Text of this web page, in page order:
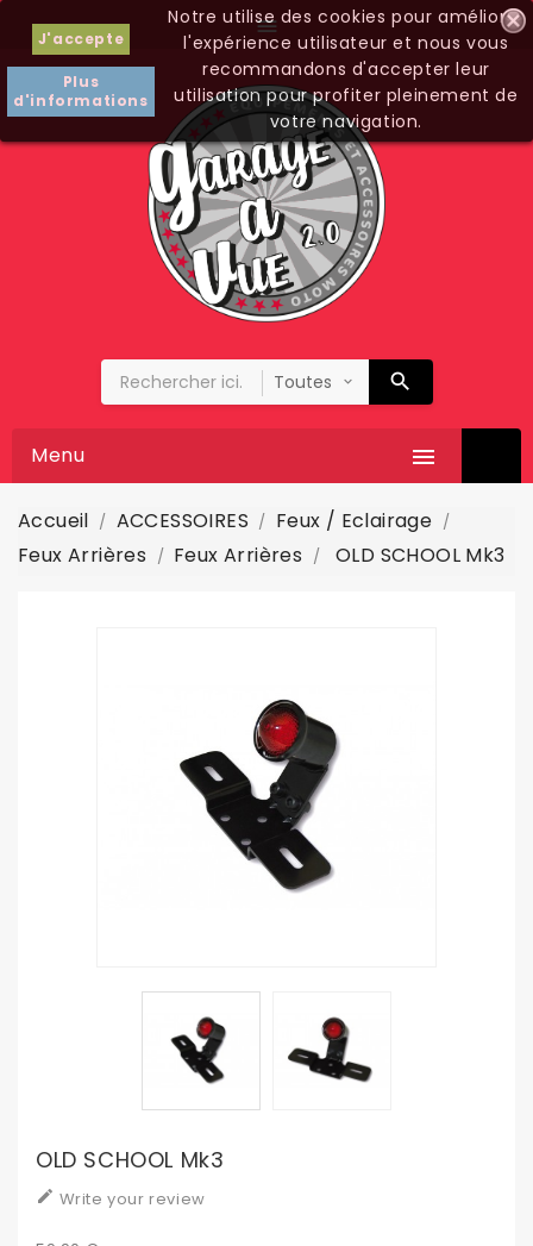

J'accepte
Plus
d'informations
Notre utilise des cookies pour améliorer
l'expérience utilisateur et nous vous
recommandons d'accepter leur
utilisation pour profiter pleinement de
votre navigation.

Menu
Accueil ACCESSOIRES
Feux / Eclairage
Feux Arrières
Feux Arrières OLD SCHOOL Mk3
OLD SCHOOL Mk3
 Write your review